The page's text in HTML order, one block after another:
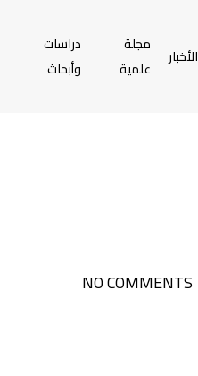
الأخبار
مجلة
علمية
دراسات
وأبحاث
NO COMMENTS